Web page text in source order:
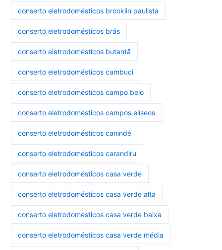
conserto eletrodomésticos brooklin paulista
conserto eletrodomésticos brás
conserto eletrodomésticos butantã
conserto eletrodomésticos cambuci
conserto eletrodomésticos campo belo
conserto eletrodomésticos campos elíseos
conserto eletrodomésticos canindé
conserto eletrodomésticos carandiru
conserto eletrodomésticos casa verde
conserto eletrodomésticos casa verde alta
conserto eletrodomésticos casa verde baixa
conserto eletrodomésticos casa verde média